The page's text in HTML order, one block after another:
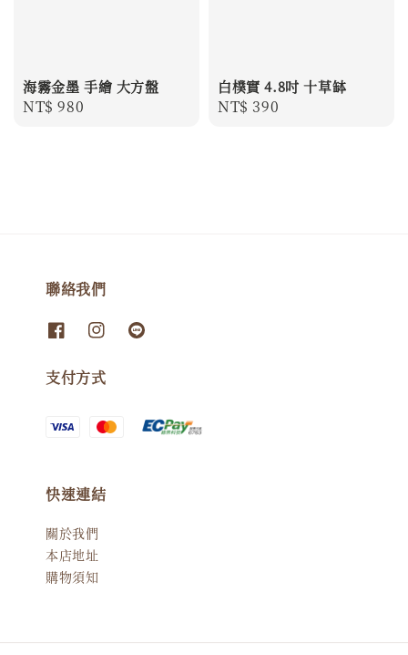
海霧金墨 手繪 大方盤
Regular
NT$ 980
白樸實 4.8吋 十草缽
Regular
NT$ 390
聯絡我們
支付方式
快速連結
關於我們
本店地址
購物須知